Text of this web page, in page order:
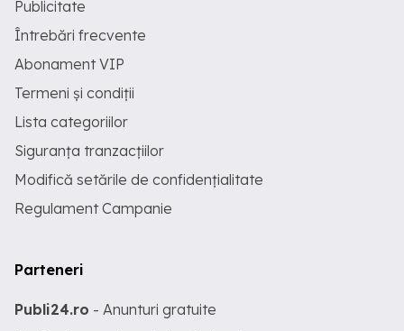
Publicitate
Întrebări frecvente
Abonament VIP
Termeni și condiții
Lista categoriilor
Siguranța tranzacțiilor
Modifică setările de confidențialitate
Regulament Campanie
Parteneri
Publi24.ro - Anunturi gratuite